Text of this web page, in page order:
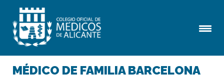
MÉDICO DE FAMILIA BARCELONA